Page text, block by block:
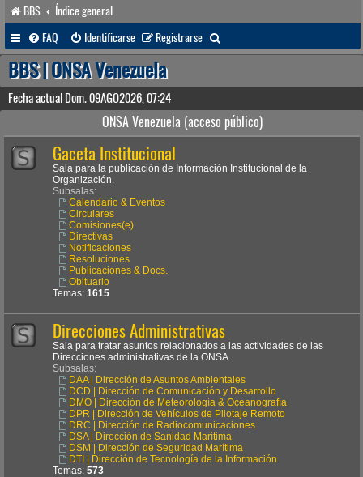
BBS
Índice general
FAQ
Identificarse Registrarse
u
a
BBS | ONSA Venezuela
Fecha actual Dom. 09AGO2026, 07:24
ONSA Venezuela (acceso público)
Gaceta Institucional
Sala para la publicación de Información Institucional de la
Organización.
Subsalas:
Calendario & Eventos
Circulares
Comisiones(e)
Directivas
Notificaciones
Resoluciones
Publicaciones & Docs.
Obituario
Temas: 1615
Direcciones Administrativas
Sala para tratar asuntos relacionados a las actividades de las
Direcciones administrativas de la ONSA.
Subsalas:
DAA | Dirección de Asuntos Ambientales
DCD | Dirección de Comunicación y Desarrollo
DMO | Dirección de Meteorología & Oceanografía
DPR | Dirección de Vehículos de Pilotaje Remoto
DRC | Dirección de Radiocomunicaciones
DSA | Dirección de Sanidad Marítima
DSM | Dirección de Seguridad Marítima
DTI | Dirección de Tecnología de la Información
Temas: 573